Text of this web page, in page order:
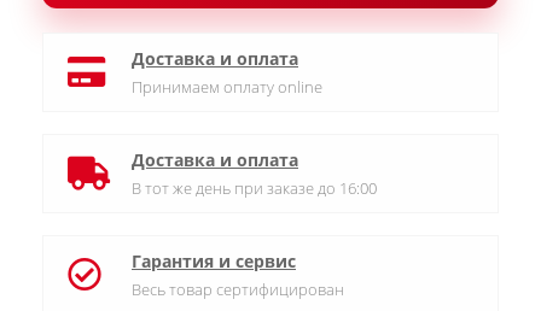
Доставка и оплата
Принимаем оплату online
Доставка и оплата
В тот же день при заказе до 16:00
Гарантия и сервис
Весь товар сертифицирован